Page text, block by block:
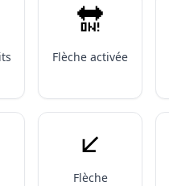
🔛
Flèche activée
↙️
Flèche